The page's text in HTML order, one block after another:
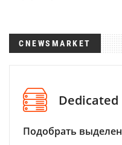
CNEWSMARKET
Dedicated
Подобрать